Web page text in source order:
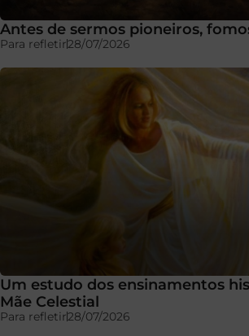
Antes de sermos pioneiros,
Para refletir28/07/2026
Um estudo dos ensinamentos
Mãe Celestial
Para refletir28/07/2026